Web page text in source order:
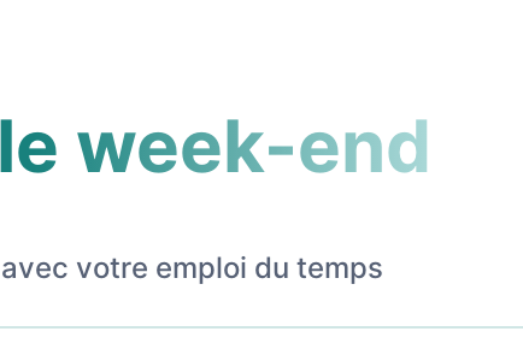
week-end
votre emploi du temps